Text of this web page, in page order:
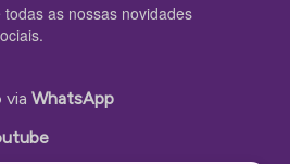
as nossas novidades
viaWhatsApp